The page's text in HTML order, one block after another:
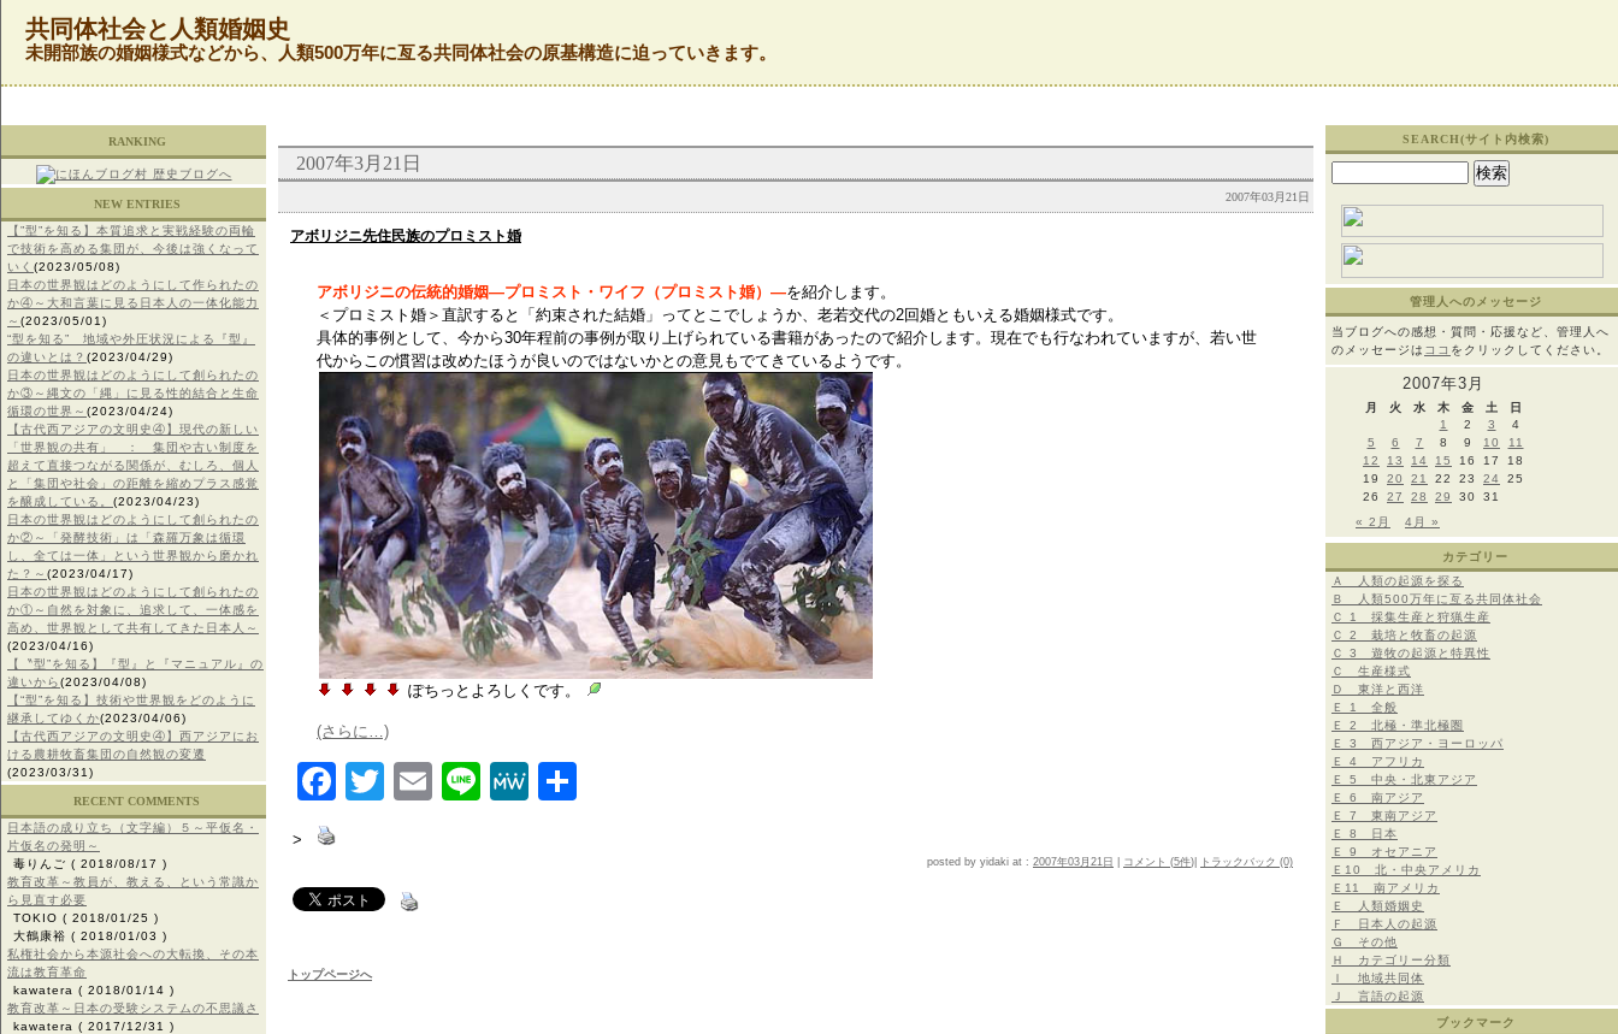
共同体社会と人類婚姻史
未開部族の婚姻様式などから、人類500万年に亙る共同体社会の原基構造に迫っていきます。
RANKING
NEW ENTRIES
【”型”を知る】本質追求と実戦経験の両輪
で技術を高める集団が、今後は強くなって
いく (2023/05/08)
日本の世界観はどのようにして作られたの
か④～大和言葉に見る日本人の一体化能力
～ (2023/05/01)
“型を知る” 地域や外圧状況による『型』
の違いとは？ (2023/04/29)
日本の世界観はどのようにして創られたの
か③～縄文の「縄」に見る性的結合と生命
循環の世界～ (2023/04/24)
【古代西アジアの文明史④】現代の新しい
「世界観の共有」 ： 集団や古い制度を
超えて直接つながる関係が、むしろ、個人
と「集団や社会」の距離を縮めプラス感覚
を醸成している。 (2023/04/23)
日本の世界観はどのようにして創られたの
か②～「発酵技術」は「森羅万象は循環
し、全ては一体」という世界観から磨かれ
た？～ (2023/04/17)
日本の世界観はどのようにして創られたの
か①～自然を対象に、追求して、一体感を
高め、世界観として共有してきた日本人～
(2023/04/16)
【〝型”を知る】『型』と『マニュアル』の
違いから(2023/04/08)
【“型”を知る】技術や世界観をどのように
継承してゆくか(2023/04/06)
【古代西アジアの文明史④】西アジアにお
ける農耕牧畜集団の自然観の変遷
(2023/03/31)
RECENT COMMENTS
日本語の成り立ち（文字編）５～平仮名・
片仮名の発明～
毒りんご ( 2018/08/17 )
教育改革～教員が、教える、という常識か
ら見直す必要
TOKIO ( 2018/01/25 )
大鶴康裕 ( 2018/01/03 )
私権社会から本源社会への大転換、その本
流は教育革命
kawatera ( 2018/01/14 )
教育改革～日本の受験システムの不思議さ
kawatera ( 2017/12/31 )
2007年3月21日
2007年03月21日
アボリジニ先住民族のプロミスト婚
アボリジニの伝統的婚姻―プロミスト・ワイフ（プロミスト婚）―を紹介します。
＜プロミスト婚＞直訳すると「約束された結婚」ってとこでしょうか、老若交代の2回婚ともいえる婚姻様式です。
具体的事例として、今から30年程前の事例が取り上げられている書籍があったので紹介します。現在でも行なわれていますが、若い世
代からこの慣習は改めたほうが良いのではないかとの意見もでてきているようです。
ぽちっとよろしくです。
(さらに…)
Facebook
Twitter
EmailLineMeWe
>
posted by yidaki at : 2007年03月21日 コメント (5件)| トラックバック (0)
トップページへ
SEARCH(サイト内検索)
索:
管理人へのメッセージ
当ブログへの感想・質問・応援など、管理人へ
のメッセージは ココ をクリックしてください。
2007年3月
月 火 水 木 金 土
日
1
2 3
4
5
6 7 8 9 10
11
12
13 14 15 16 17
18
19
20 21 22 23 24
25
26
27 28 29 30
31
« 2月
4月 »
カテゴリー
Ａ 人類の起源を探る
Ｂ 人類500万年に亙る共同体社会
Ｃ 1 採集生産と狩猟生産
Ｃ 2 栽培と牧畜の起源
Ｃ 3 遊牧の起源と特異性
Ｃ 生産様式
Ｄ 東洋と西洋
Ｅ 1 全般
Ｅ 2 北極・準北極圏
Ｅ 3 西アジア・ヨーロッパ
Ｅ 4 アフリカ
Ｅ 5 中央・北東アジア
Ｅ 6 南アジア
Ｅ 7 東南アジア
Ｅ 8 日本
Ｅ 9 オセアニア
Ｅ10 北・中央アメリカ
Ｅ11 南アメリカ
Ｅ 人類婚姻史
Ｆ 日本人の起源
Ｇ その他
Ｈ カテゴリー分類
Ｉ 地域共同体
Ｊ 言語の起源
ブックマーク